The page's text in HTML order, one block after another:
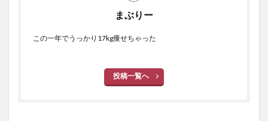
まぶりー
この一年でうっかり17kg痩せちゃった
投稿一覧へ